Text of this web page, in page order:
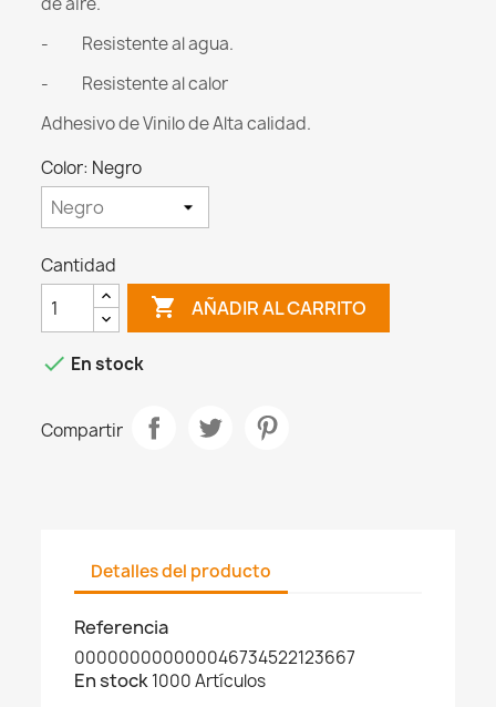
- Resistente al agua.
- Resistente al calor
Adhesivo de Vinilo de Alta calidad.
Color: Negro
Cantidad
 AÑADIR AL CARRITO
 En stock
Compartir
Detalles del producto
Referencia
000000000000046734522123667
En stock1000 Artículos